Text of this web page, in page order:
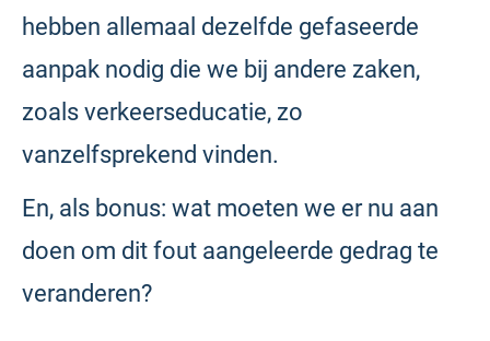
hebben allemaal dezelfde gefaseerde
aanpak nodig die we bij andere zaken,
zoals verkeerseducatie, zo
vanzelfsprekend vinden.
En, als bonus: wat moeten we er nu aan
doen om dit fout aangeleerde gedrag te
veranderen?